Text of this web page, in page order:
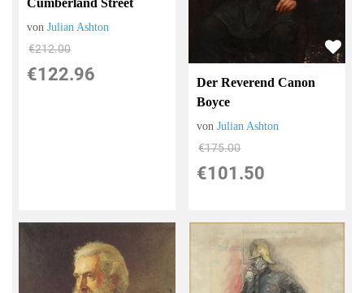
vonJulian Ashton
€212.00
€122.96
Der Reverend Canon
Boyce
vonJulian Ashton
€175.00
€101.50